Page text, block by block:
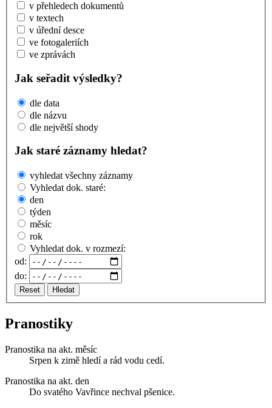
v přehledech dokumentů
v textech
v úřední desce
ve fotogaleriích
ve zprávách
Jak seřadit výsledky?
dle data
dle názvu
dle největší shody
Jak staré záznamy hledat?
vyhledat všechny záznamy
Vyhledat dok. staré:
den
týden
měsíc
rok
Vyhledat dok. v rozmezí:
od:
do:
Reset Hledat
Pranostiky
Pranostika na akt. měsíc
Srpen k zimě hledí a rád vodu cedí.
Pranostika na akt. den
Do svatého Vavřince nechval pšenice.